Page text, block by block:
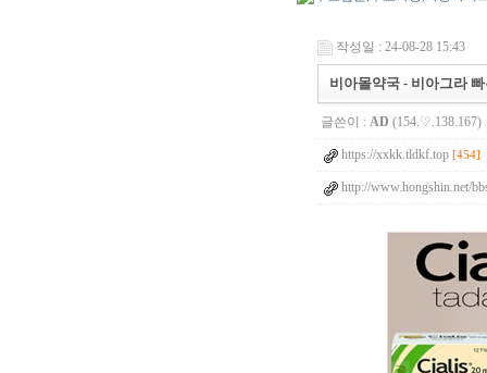
작성일 : 24-08-28 15:43
비아몰약국 - 비아그라
글쓴이 : AD (154.♡.138.167)
https://xxkk.tldkf.top [454]
http://www.hongshin.net/